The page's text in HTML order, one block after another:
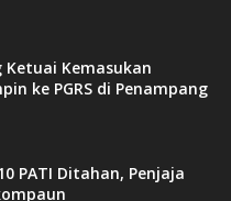
Ketuai Kemasukan
ke PGRS di Penampang
PATI Ditahan, Penjaja